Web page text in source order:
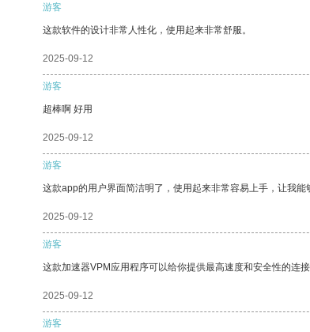
游客
这款软件的设计非常人性化，使用起来非常舒服。
2025-09-12
游客
超棒啊 好用
2025-09-12
游客
这款app的用户界面简洁明了，使用起来非常容易上手，让我
2025-09-12
游客
这款加速器VPM应用程序可以给你提供最高速度和安全性的连接
2025-09-12
游客